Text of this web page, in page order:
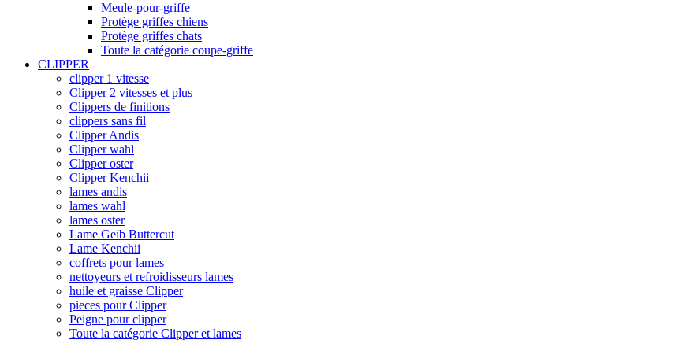
Meule-pour-griffe
Protège griffes chiens
Protège griffes chats
Toute la catégorie coupe-griffe
CLIPPER
clipper 1 vitesse
Clipper 2 vitesses et plus
Clippers de finitions
clippers sans fil
Clipper Andis
Clipper wahl
Clipper oster
Clipper Kenchii
lames andis
lames wahl
lames oster
Lame Geib Buttercut
Lame Kenchii
coffrets pour lames
nettoyeurs et refroidisseurs lames
huile et graisse Clipper
pieces pour Clipper
Peigne pour clipper
Toute la catégorie Clipper et lames